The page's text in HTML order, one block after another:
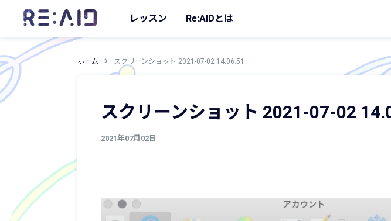
レッスン Re:AIDとは
ホーム スクリーンショット 2021-07-02 14.06.51
スクリーンショット 2021-07-02
2021年07月02日